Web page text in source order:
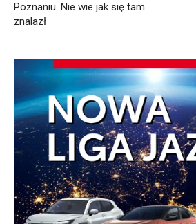
Poznaniu. Nie wie jak się tam
znalazł